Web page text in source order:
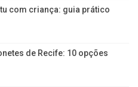
com criança: guia prático
de Recife: 10 opções